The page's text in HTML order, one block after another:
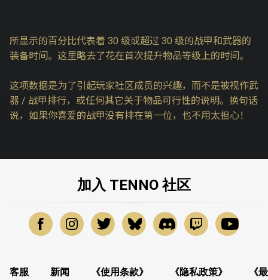
所显示的百分比代表着 30 级或超过 30 级的战甲和武器的
装备时间。这里略去了花在首次提升物品等级上的时间。
这项数据是为了引起玩家社区成员的兴趣，而不是被视作武
器 / 战甲排行，或任何其它关于物品可行性的说明。换句话
说，如果你喜爱的战甲没有排在第一位，也不用太担心！
加入 TENNO 社区
客服 新闻 《使用条款》 《隐私政策》
《最